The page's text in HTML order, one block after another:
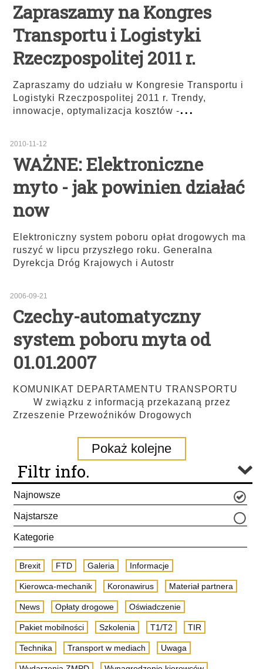
Zapraszamy na Kongres
Transportu i Logistyki
Rzeczpospolitej 2011 r.
Zapraszamy do udziału w Kongresie Transportu i
Logistyki Rzeczpospolitej 2011 r. Trendy,
innowacje, optymalizacja kosztów -...
2010-11-12
WAŻNE: Elektroniczne
myto - jak powinien działać
now
Elektroniczny system poboru opłat drogowych ma
ruszyć w lipcu przyszłego roku. Generalna
Dyrekcja Dróg Krajowych i Autostr
2006-09-21
Czechy-automatyczny
system poboru myta od
01.01.2007
KOMUNIKAT DEPARTAMENTU TRANSPORTU
W związku z informacją przekazaną przez
Zrzeszenie Przewoźników Drogowych
Pokaż kolejne
Filtr info.
Najnowsze
Najstarsze
Kategorie
Brexit FTD Galeria Informacje
Kierowca-mechanik Koronawirus Materiał partnera
News Opłaty drogowe Oświadczenie
Pakiet mobilności Szkolenia T1/T2 TIR
Technika Transport w mediach Uwaga